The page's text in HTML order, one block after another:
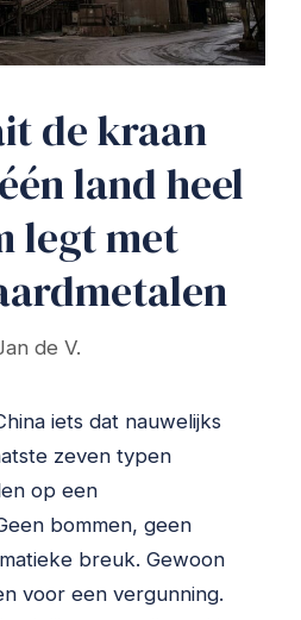
de kraan
land heel
legt met
de V.
iets dat nauwelijks
zeven typen
op een
bommen, geen
breuk. Gewoon
voor een vergunning.